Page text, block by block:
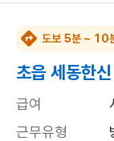
도보 5분 ~ 10
초읍 세동한
급여
근무유형